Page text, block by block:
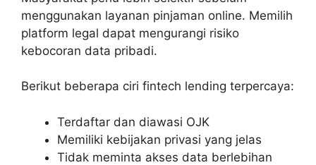
menggunakan layanan pinjaman online. Memilih
platform legal dapat mengurangi risiko
kebocoran data pribadi.
Berikut beberapa ciri fintech lending terpercaya:
Terdaftar dan diawasi OJK
Memiliki kebijakan privasi yang jelas
Tidak meminta akses data berlebihan